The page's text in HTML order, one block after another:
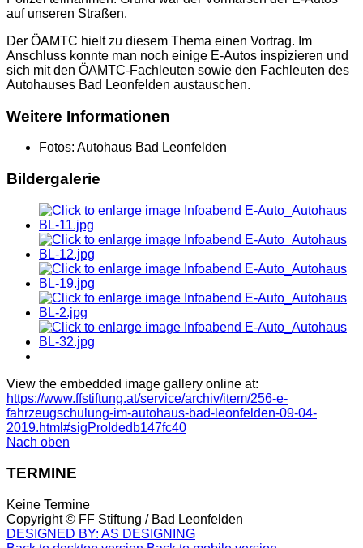
auf unseren Straßen.
Der ÖAMTC hielt zu diesem Thema einen Vortrag. Im
Anschluss konnte man noch einige E-Autos inspizieren und
sich mit den ÖAMTC-Fachleuten sowie den Fachleuten des
Autohauses Bad Leonfelden austauschen.
Weitere Informationen
Fotos: Autohaus Bad Leonfelden
Bildergalerie
View the embedded image gallery online at:
https://www.ffstiftung.at/service/archiv/item/256-e-
fahrzeugschulung-im-autohaus-bad-leonfelden-09-04-
2019.html#sigProIdedb147fc40
Nach oben
TERMINE
Keine Termine
Copyright © FF Stiftung / Bad Leonfelden
DESIGNED BY: AS DESIGNING